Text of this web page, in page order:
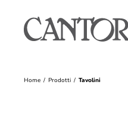
Home Prodotti Tavolini